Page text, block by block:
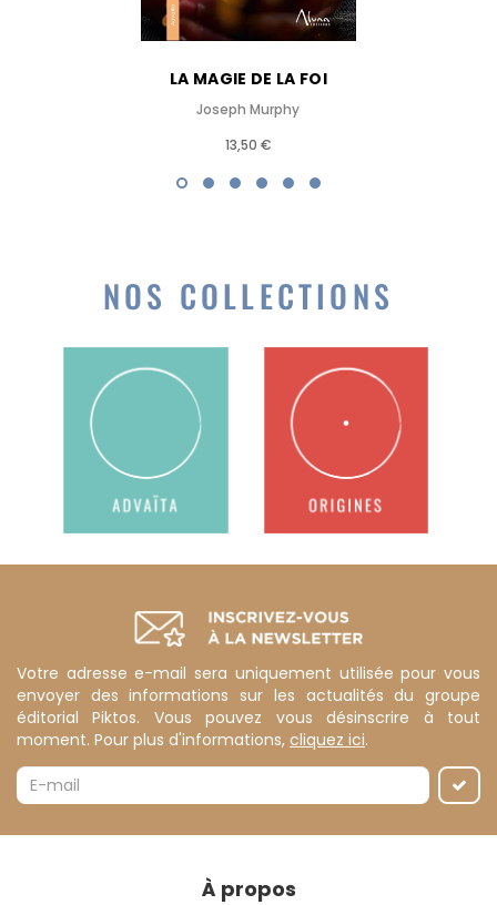
LA MAGIE DE LA FOI
Joseph Murphy
13,50 €
NOS COLLECTIONS
Votre adresse e-mail sera uniquement utilisée pour vous
envoyer des informations sur les actualités du groupe
éditorial Piktos. Vous pouvez vous désinscrire à tout
moment. Pour plus d'informations, cliquez ici.
À propos